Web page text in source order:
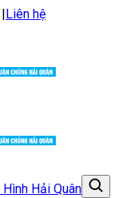
|Liên hệ
Hình Hải Quân